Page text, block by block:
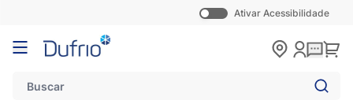
Ativar Acessibilidade
Pular para o conteúdo